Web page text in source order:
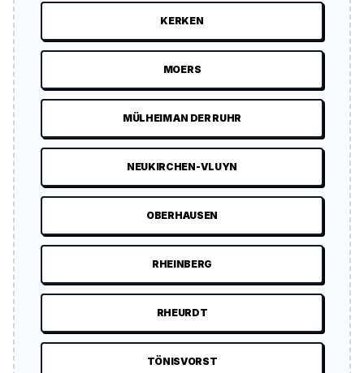
KERKEN
MOERS
MÜLHEIM AN DER RUHR
NEUKIRCHEN-VLUYN
OBERHAUSEN
RHEINBERG
RHEURDT
TÖNISVORST